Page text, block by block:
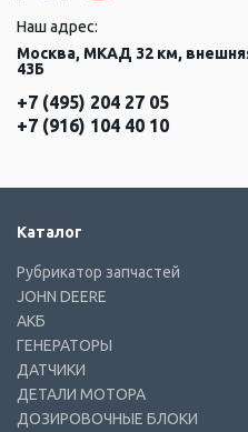
Наш адрес:
Москва, МКАД 32 км,
43Б
+7 (495) 204 27 05
+7 (916) 104 40 10
Каталог
Рубрикатор запчастей
JOHN DEERE
АКБ
ГЕНЕРАТОРЫ
ДАТЧИКИ
ДЕТАЛИ МОТОРА
ДОЗИРОВОЧНЫЕ БЛОКИ